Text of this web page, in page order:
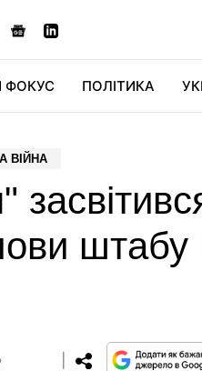
ФОКУС ПОЛІТИКА
ВІЙНА